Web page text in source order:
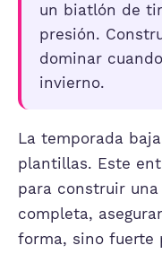
un biatlón de
presión.
dominar
invierno.
La temporada
plantillas. Este
para construir
completa,
forma, sino fuerte